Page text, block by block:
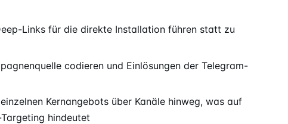
Links für die direkte Installation führen statt zu
codieren und Einlösungen der Telegram-
Kernangebots über Kanäle hinweg, was auf
hindeutet